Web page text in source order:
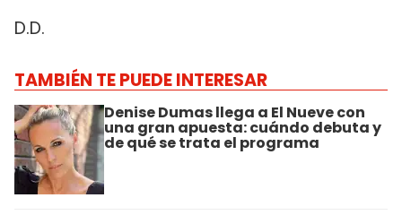
D.D.
TAMBIÉN TE PUEDE INTERESAR
Denise Dumas llega a El Nueve con
una gran apuesta: cuándo debuta y
de qué se trata el programa